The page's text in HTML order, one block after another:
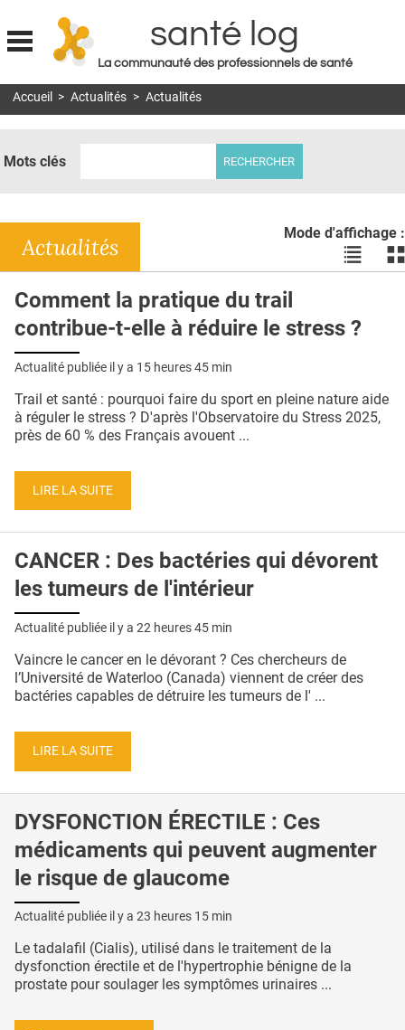
Jump to navigation
santé log
La communauté des professionnels de santé
MON COMPTE
DOSSIERS
RÉSEAUX
E-REVUE SAD
QUI SOMMES-NOUS ?
CONDITIONS GÉNÉRALES
CRÉDITS
Accueil > Actualités > Actualités
Mots clés
Mode d'affichage :
Voir
les
liste
les
Actualités
Comment la pratique du trail
contribue-t-elle à réduire le stress ?
Actualité publiée il y a 15 heures 45 min
Trail et santé : pourquoi faire du sport en pleine nature aide
à réguler le stress ? D'après l'Observatoire du Stress 2025,
près de 60 % des Français avouent ...
LIRE LA SUITE
CANCER : Des bactéries qui dévorent
les tumeurs de l'intérieur
Actualité publiée il y a 22 heures 45 min
Vaincre le cancer en le dévorant ? Ces chercheurs de
l’Université de Waterloo (Canada) viennent de créer des
bactéries capables de détruire les tumeurs de l' ...
LIRE LA SUITE
DYSFONCTION ÉRECTILE : Ces
médicaments qui peuvent augmenter
le risque de glaucome
Actualité publiée il y a 23 heures 15 min
Le tadalafil (Cialis), utilisé dans le traitement de la
dysfonction érectile et de l'hypertrophie bénigne de la
prostate pour soulager les symptômes urinaires ...